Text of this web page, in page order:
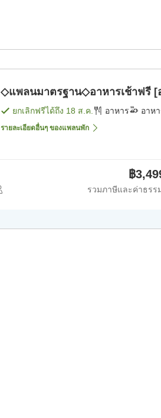
◇แพลนมาตรฐาน◇อาหารเช้าฟรี [
ยกเลิกฟรีได้ถึง 18 ส.ค. อาหาร อาห
รายละเอียดอื่นๆ ของแพลนพัก
฿
รวมภาษีและค่าธรร